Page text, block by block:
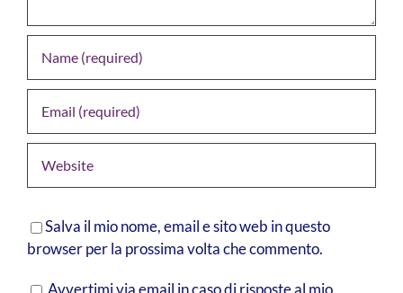
Salva il mio nome, email e sito web in questo
browser per la prossima volta che commento.
Avvertimi via email in caso di risposte al mio